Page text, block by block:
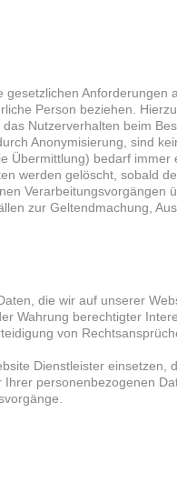
gesetzlichen
Person beziehen.
Nutzerverhalten beim
Anonymisierung, sind
Übermittlung) bedarf
werden gelöscht, sobald
zur Geltendmachung,
die wir auf unserer
Wahrung berechtigter
von
Dienstleister
personenbezogenen